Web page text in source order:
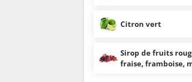
Citron vert
Sirop de fruits
fraise, framboise,